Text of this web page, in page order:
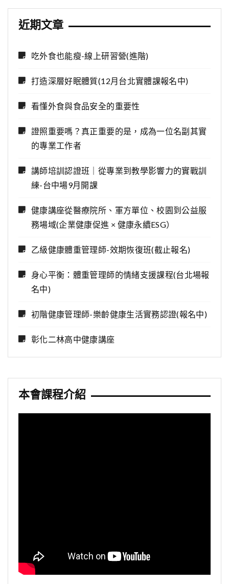
近期文章
吃外食也能瘦-線上研習營(進階)
打造深層好眠體質(12月台北實體課報名中)
看懂外食與食品安全的重要性
證照重要嗎？真正重要的是，成為一位名副其實
的專業工作者
講師培訓認證班｜從專業到教學影響力的實戰訓
練-台中場9月開課
健康講座從醫療院所、軍方單位、校園到公益服
務場域(企業健康促進 × 健康永續ESG）
乙級健康體重管理師-效期恢復班(截止報名)
身心平衡：體重管理師的情緒支援課程(台北場報
名中)
初階健康管理師-樂齡健康生活實務認證(報名中)
彰化二林高中健康講座
本會課程介紹